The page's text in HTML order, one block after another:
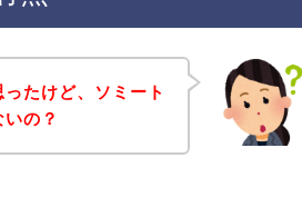
たけど、ソミート
の？